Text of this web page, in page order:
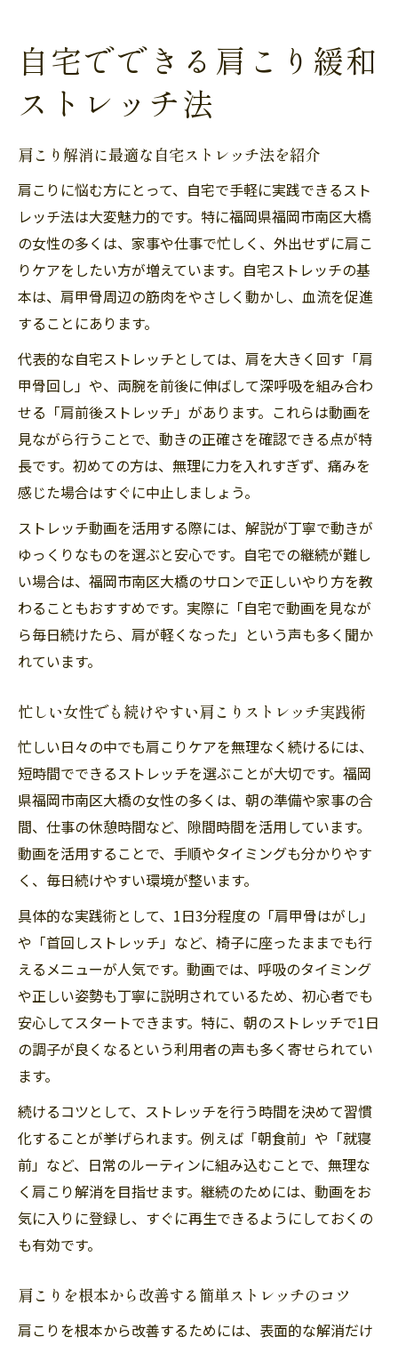
肩こり緩和に効果的な毎日のストレッチ習
椅子でできる肩こりストレッチのポイント
医学的に正しい肩こり対策を深掘り
説
肩こりに効くストレッチの正しい理論を知
る
肩こり改善に重要な筋肉と姿勢の関係性
肩こり対策で意識すべき医学的ポイント
専門家が推奨する肩こりストレッチ法の理
由
肩こり解消ストレッチの効果を徹底分析
肩こりストレッチの効果を科学的に検証
肩こり改善ストレッチのメリットと注意点
肩こりが軽減するメカニズムを詳しく解説
肩こり解消に役立つ継続のポイントとは
ストレッチ動画で肩こりはどこまで改善可
能か
やってはいけない肩こりストレッチの注意点
肩こり悪化を招くNGストレッチの特徴
肩こり解消のための安全な実践方法とは
肩こりがひどい時のストレッチ注意事項
無理な肩こりストレッチのリスクを解説
無理なく続ける肩こり改善の新習慣
肩こり解消に役立つ毎日の新習慣を提案
忙しくても続く肩こりストレッチ習慣の作
り方
肩こり改善を叶える簡単ルーティンの秘訣
肩こり対策のモチベーション維持法を解説
日常生活で自然に肩こりを予防する工夫
肩こりに一番効く方法を専門的に解説
肩こりに最適な改善方法を徹底解説
肩こり改善に一番効く運動とその理由
ストレッチ以外の肩こり対策も比較して紹
介
自宅でできる肩こり緩和
ストレッチ法
肩こり解消に最適な自宅ストレッチ法を紹介
肩こりに悩む方にとって、自宅で手軽に実践できるスト
レッチ法は大変魅力的です。特に福岡県福岡市南区大橋
の女性の多くは、家事や仕事で忙しく、外出せずに肩こ
りケアをしたい方が増えています。自宅ストレッチの基
本は、肩甲骨周辺の筋肉をやさしく動かし、血流を促進
することにあります。
代表的な自宅ストレッチとしては、肩を大きく回す「肩
甲骨回し」や、両腕を前後に伸ばして深呼吸を組み合わ
せる「肩前後ストレッチ」があります。これらは動画を
見ながら行うことで、動きの正確さを確認できる点が特
長です。初めての方は、無理に力を入れすぎず、痛みを
感じた場合はすぐに中止しましょう。
ストレッチ動画を活用する際には、解説が丁寧で動きが
ゆっくりなものを選ぶと安心です。自宅での継続が難し
い場合は、福岡市南区大橋のサロンで正しいやり方を教
わることもおすすめです。実際に「自宅で動画を見なが
ら毎日続けたら、肩が軽くなった」という声も多く聞か
れています。
忙しい女性でも続けやすい肩こりストレッチ実践術
忙しい日々の中でも肩こりケアを無理なく続けるには、
短時間でできるストレッチを選ぶことが大切です。福岡
県福岡市南区大橋の女性の多くは、朝の準備や家事の合
間、仕事の休憩時間など、隙間時間を活用しています。
動画を活用することで、手順やタイミングも分かりやす
く、毎日続けやすい環境が整います。
具体的な実践術として、1日3分程度の「肩甲骨はがし」
や「首回しストレッチ」など、椅子に座ったままでも行
えるメニューが人気です。動画では、呼吸のタイミング
や正しい姿勢も丁寧に説明されているため、初心者でも
安心してスタートできます。特に、朝のストレッチで1日
の調子が良くなるという利用者の声も多く寄せられてい
ます。
続けるコツとして、ストレッチを行う時間を決めて習慣
化することが挙げられます。例えば「朝食前」や「就寝
前」など、日常のルーティンに組み込むことで、無理な
く肩こり解消を目指せます。継続のためには、動画をお
気に入りに登録し、すぐに再生できるようにしておくの
も有効です。
肩こりを根本から改善する簡単ストレッチのコツ
肩こりを根本から改善するためには、表面的な解消だけ